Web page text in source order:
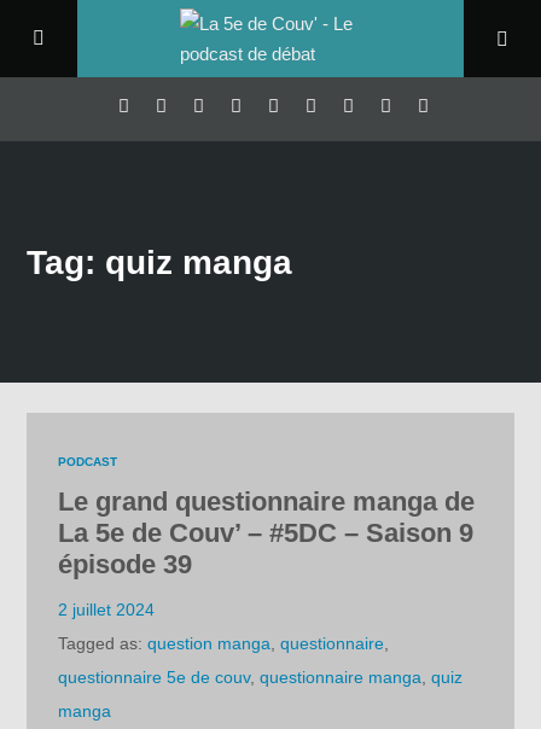
Tag: quiz manga
PODCAST
Le grand questionnaire manga de
La 5e de Couv’ – #5DC – Saison 9
épisode 39
2 juillet 2024
Tagged as:question manga ,questionnaire
questionnaire 5e de couv,questionnaire manga ,quiz
manga